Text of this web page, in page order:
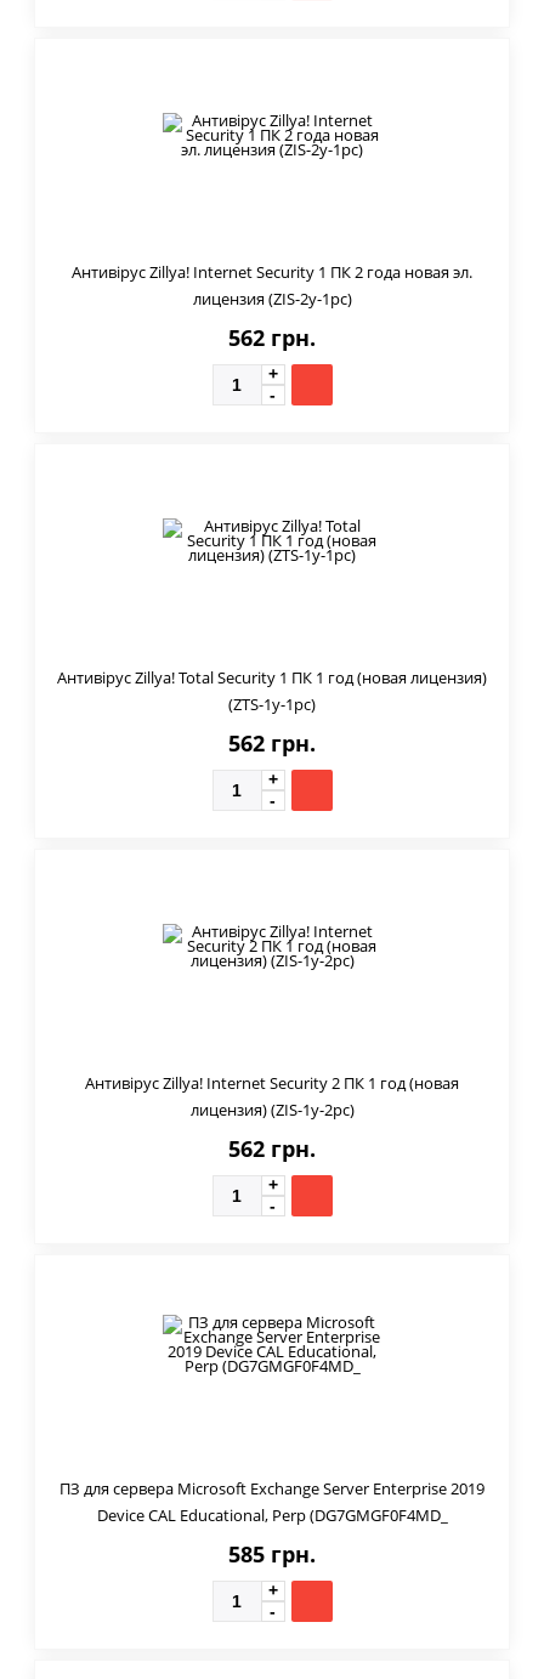
Антивірус Zillya! Internet Security 1 ПК 2 года новая эл.
лицензия (ZIS-2y-1pc)
562 грн.
Антивірус Zillya! Total Security 1 ПК 1 год (новая лицензия)
(ZTS-1y-1pc)
562 грн.
Антивірус Zillya! Internet Security 2 ПК 1 год (новая
лицензия) (ZIS-1y-2pc)
562 грн.
ПЗ для сервера Microsoft Exchange Server Enterprise 2019
Device CAL Educational, Perp (DG7GMGF0F4MD_
585 грн.